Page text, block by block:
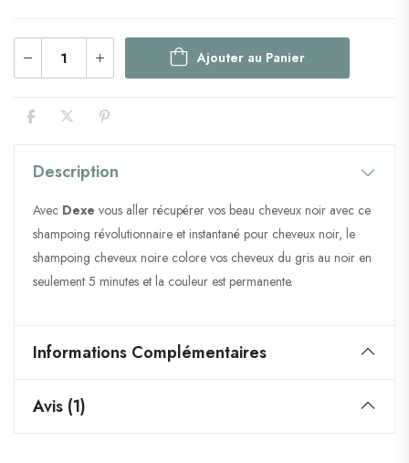
Ajouter au Panier
Description
Avec Dexe vous aller récupérer vos beau cheveux noir avec ce
shampoing révolutionnaire et instantané pour cheveux noir, le
shampoing cheveux noire colore vos cheveux du gris au noir en
seulement 5 minutes et la couleur est permanente.
Informations Complémentaires
Avis (1)